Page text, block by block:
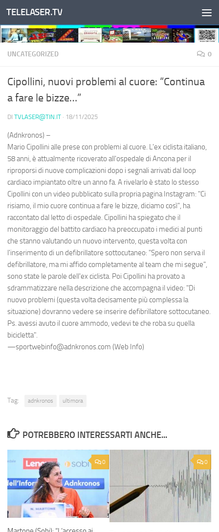
Salta al contenuto
TELELASER.TV
UNCATEGORIZED 0
Cipollini, nuovi problemi al cuore: “Continua
a fare le bizze…”
DI TVLASER@TIN.IT · 18/11/2025
(Adnkronos) –
Mario Cipollini alle prese con problemi al cuore. L'ex ciclista italiano,
58 anni, è attualmente ricoverato all'ospedale di Ancona per il
riproporsi di nuove complicazioni dopo i segnali arrivati dal loop
cardiaco impiantato oltre un anno fa. A rivelarlo è stato lo stesso
Cipollini con un video pubblicato sulla propria pagina Instagram: "Ci
risiamo, il mio cuore continua a fare le bizze, diciamo così", ha
raccontato dal letto di ospedale. Cipollini ha spiegato che il
monitoraggio del battito cardiaco ha preoccupato i medici al punti
che stanno valutando un nuovo intervento, questa volta con
l'inserimento di un defibrillatore sottocutaneo: "Spero non serva il
defibrillatore, ma mi affido completamente al team che mi segue",
sono state le parole dell'ex ciclista. Poi Cipollini ha provato a
sdrammatizzare nella descrizione che accompagna il video: "Di
nuovo problemi (questa volta decisamente più complessa la
situazione) dovranno vedere se inserire defibrillatore sottocutaneo.
Ps. avessi avuto il cuore ammodo, vedevi te che roba su quella
bicicletta".
—sportwebinfo@adnkronos.com (Web Info)
Tag: adnkronos ultimora
POTREBBERO INTERESSARTI ANCHE...
0 0